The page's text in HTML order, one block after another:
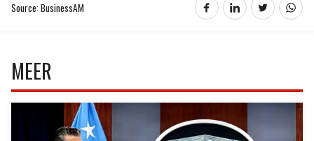
Source: BusinessAM
MEER